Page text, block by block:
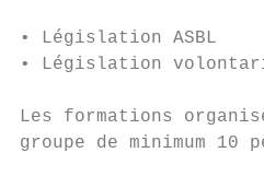
• Législation ASBL
• Législation
Les formations
groupe de minimum 10